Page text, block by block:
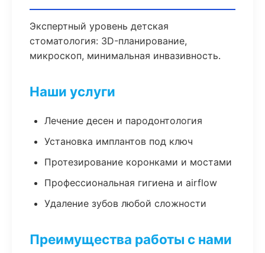
Экспертный уровень детская
стоматология: 3D-планирование,
микроскоп, минимальная инвазивность.
Наши услуги
Лечение десен и пародонтология
Установка имплантов под ключ
Протезирование коронками и мостами
Профессиональная гигиена и airflow
Удаление зубов любой сложности
Преимущества работы с нами